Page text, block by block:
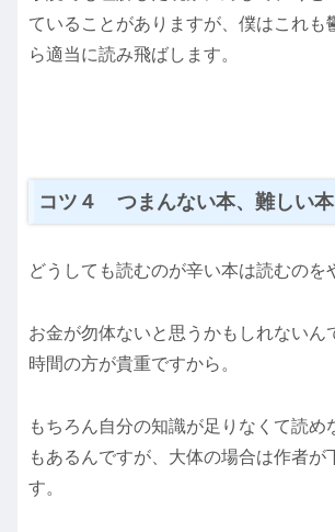
ていることがありますが、僕はこれも
ら適当に読み飛ばします。
コツ４ つまんない本、難しい
どうしても読むのが辛い本は読むのを
お金が勿体ないと思うかもしれないん
時間の方が貴重ですから。
もちろん自分の知識が足りなくて読め
もあるんですが、大体の場合は作者が
す。